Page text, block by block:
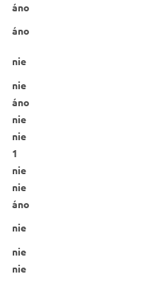
áno
áno
nie
nie
áno
nie
nie
1
nie
nie
áno
nie
nie
nie